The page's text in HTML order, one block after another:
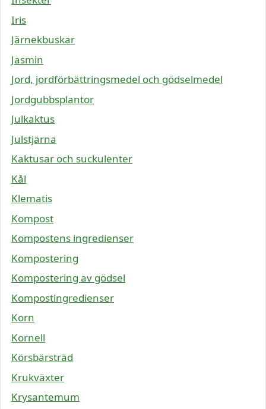
Iris
Järnekbuskar
Jasmin
Jord, jordförbättringsmedel och gödselmedel
Jordgubbsplantor
Julkaktus
Julstjärna
Kaktusar och suckulenter
Kål
Klematis
Kompost
Kompostens ingredienser
Kompostering
Kompostering av gödsel
Kompostingredienser
Korn
Kornell
Körsbärsträd
Krukväxter
Krysantemum